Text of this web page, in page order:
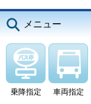
メニュー
乗降指定 車両指定